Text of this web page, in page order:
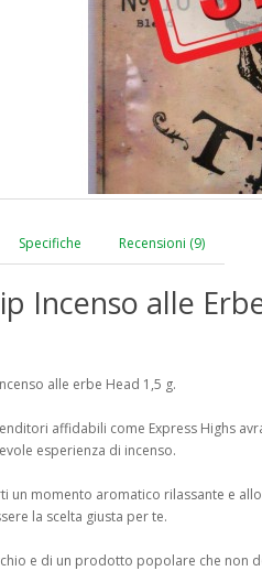
Specifiche Recensioni (9)
Incenso alle
alle erbe Head 1,5 g.
affidabili come Express Highs
esperienza di incenso.
un momento aromatico rilassante e
la scelta giusta per te.
e di un prodotto popolare che non